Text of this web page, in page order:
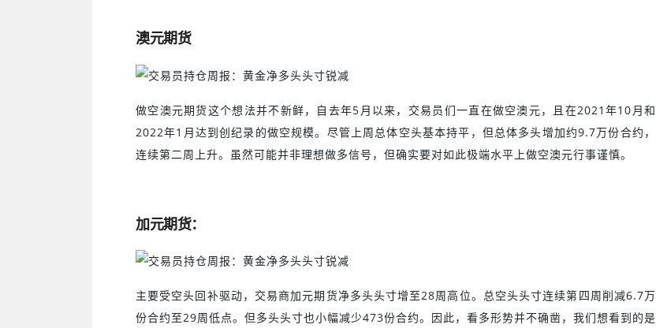
澳元期货
做空澳元期货这个想法并不新鲜，自去年5 月以来，交易员们一直在做空澳元，且在2021 年10 月和
2022年1 月达到创纪录的做空规模。尽管上周总体空头基本持平，但总体多头增加约9.7万份合约，
连续第二周上升。虽然可能并非理想做多信号，但确实要对如此极端水平上做空澳元行事谨慎。
加元期货：
主要受空头回补驱动，交易商加元期货净多头头寸增至28周高位。总空头头寸连续第四周削减6.7万
份合约至29周低点。但多头头寸也小幅减少473份合约。因此，看多形势并不确凿，我们想看到的是